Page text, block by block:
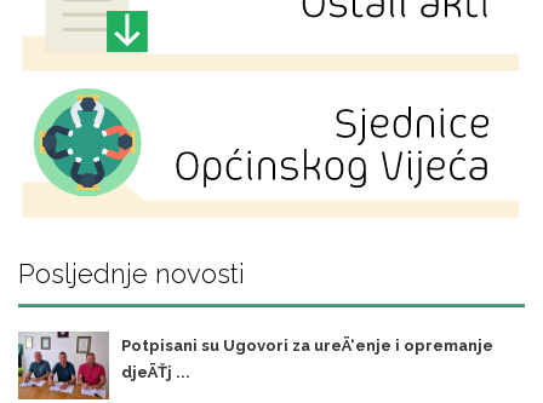
Posljednje novosti
Potpisani su Ugovori za ureÄ‘enje i opremanje
djeÄŤj ...